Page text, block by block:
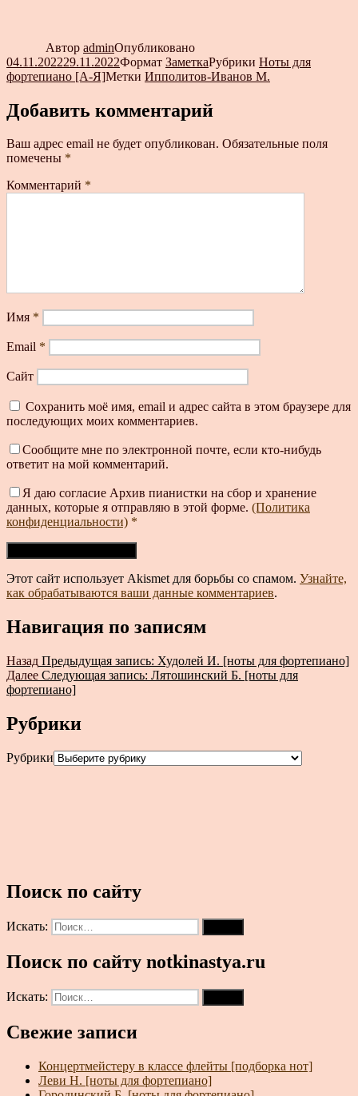
Автор adminОпубликовано
04.11.202229.11.2022Формат ЗаметкаРубрики Ноты для
фортепиано [А-Я]Метки Ипполитов-Иванов М.
Добавить комментарий
Ваш адрес email не будет опубликован. Обязательные поля
помечены *
Комментарий *
Имя *
Email *
Сайт
Сохранить моё имя, email и адрес сайта в этом браузере для
последующих моих комментариев.
Сообщите мне по электронной почте, если кто-нибудь
ответит на мой комментарий.
Я даю согласие Архив пианистки на сбор и хранение
данных, которые я отправляю в этой форме. (Политика
конфиденциальности) *
Этот сайт использует Akismet для борьбы со спамом. Узнайте,
как обрабатываются ваши данные комментариев.
Навигация по записям
Назад Предыдущая запись: Худолей И. [ноты для фортепиано]
Далее Следующая запись: Лятошинский Б. [ноты для
фортепиано]
Рубрики
Рубрики
Поиск по сайту
Искать:
Поиск по сайту notkinastya.ru
Искать:
Свежие записи
Концертмейстеру в классе флейты [подборка нот]
Леви Н. [ноты для фортепиано]